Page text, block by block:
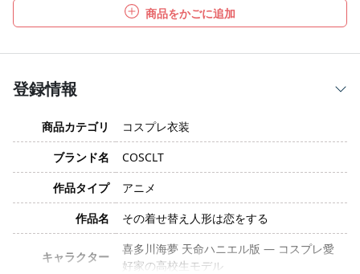
商品をかごに追加
登録情報
商品カテゴリ
コスプレ衣装
ブランド名
COSCLT
作品タイプ
アニメ
作品名
その着せ替え人形は恋をする
キャラクター
喜多川海夢 天命ハニエル版 — コスプレ愛
好家の高校生モデル